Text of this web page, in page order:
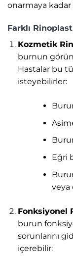
onarmaya
Farklı
Kozmetik
burnun
Hastalar bu
isteyebilirler:
Eğri
veya
Fonksiyonel
burun
sorunlarını
içerebilir: